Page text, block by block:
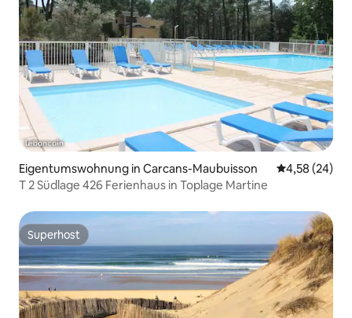
Eigentumswohnung in Carcans-Maubuisson
4,58 (24)
T 2 Südlage 426 Ferienhaus in Toplage Martine
Superhost
Superhost